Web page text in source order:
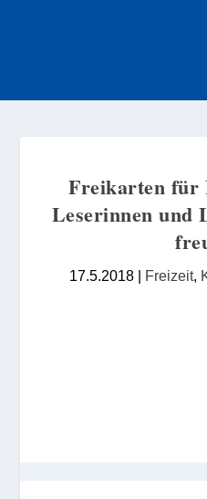
Freikarten für
Leserinnen und
17.5.2018 | Freizeit,